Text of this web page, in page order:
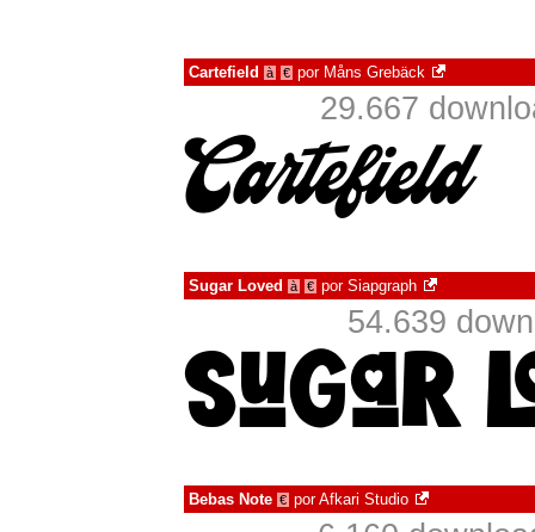
Cartefield à € por Måns Grebäck
29.667
Sugar Loved à € por Siapgraph
54.639
Bebas Note € porAfkari Studio